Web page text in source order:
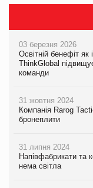
03 березня 2026
Освітній бенефіт
ThinkGlobal
команди
31 жовтня 2024
Компанія Rarog
бронеплити
31 липня 2024
Напівфабрикати та
нема світла